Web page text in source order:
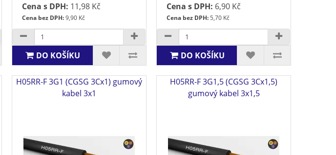
Cena s DPH: 11,98 Kč
Cena bez DPH:9,90 Kč
DO KOŠÍKU
Cena s DPH: 6,90 Kč
Cena bez DPH:5,70 Kč
DO KOŠÍKU
H05RR-F 3G1 (CGSG 3Cx1) gumový
kabel 3x1
H05RR-F 3G1,5 (CGSG 3Cx1,5)
gumový kabel 3x1,5